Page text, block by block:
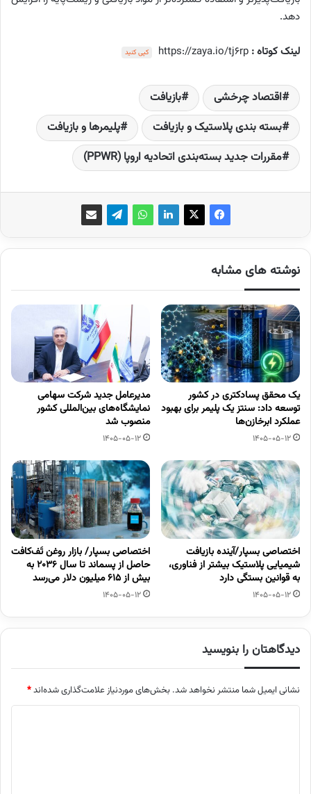
دهد.
لینک کوتاه : https://zaya.io/tj6rp کپی کنید
اقتصاد چرخشی
بازیافت
بسته بندی پلاستیک و بازیافت
پلیمرها و بازیافت
مقررات جدید بسته‌بندی اتحادیه اروپا (PPWR)
نوشته های مشابه
یک محقق پسادکتری در کشور
توسعه داد: سنتز یک پلیمر برای بهبود
عملکرد ابرخازن‌ها
1405-05-12
مدیرعامل جدید شرکت سهامی
نمایشگاه‌های بین‌المللی کشور
منصوب شد
1405-05-12
اختصاصی بسپار/آینده بازیافت
شیمیایی پلاستیک بیشتر از فناوری،
به قوانین بستگی دارد
1405-05-12
اختصاصی بسپار/ بازار روغن تَف‌کافت
حاصل از پسماند تا سال ۲۰۳۶ به
بیش از ۶۱۵ میلیون دلار می‌رسد
1405-05-12
دیدگاهتان را بنویسید
نشانی ایمیل شما منتشر نخواهد شد. بخش‌های موردنیاز علامت‌گذاری شده‌اند*